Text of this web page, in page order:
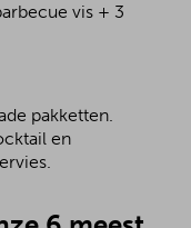
vis + 3
pakketten.
en